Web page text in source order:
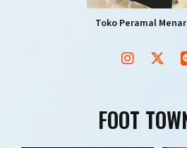
Toko Peramal
FOOT